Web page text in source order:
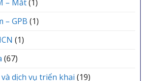
– Mắt(1)
– GPB (1)
(1)
(67)
dịch vụ triển khai (19)